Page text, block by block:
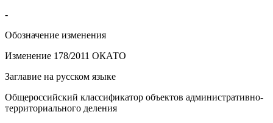
-
Обозначение изменения
Изменение 178/2011 ОКАТО
Заглавие на русском языке
Общероссийский классификатор объектов административно-
территориального деления